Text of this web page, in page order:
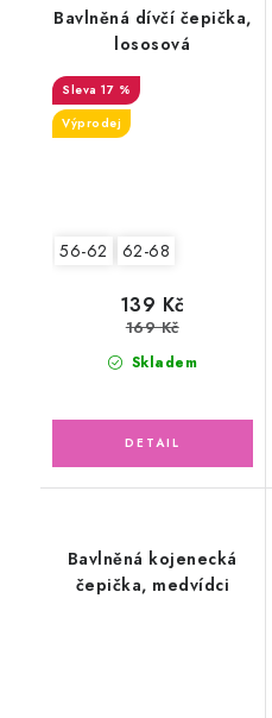
Bavlněná dívčí čepička,
lososová
17 %
Výprodej
56-62 62-68
Skladem
139 Kč
169 Kč
Bavlněná kojenecká
čepička, medvídci